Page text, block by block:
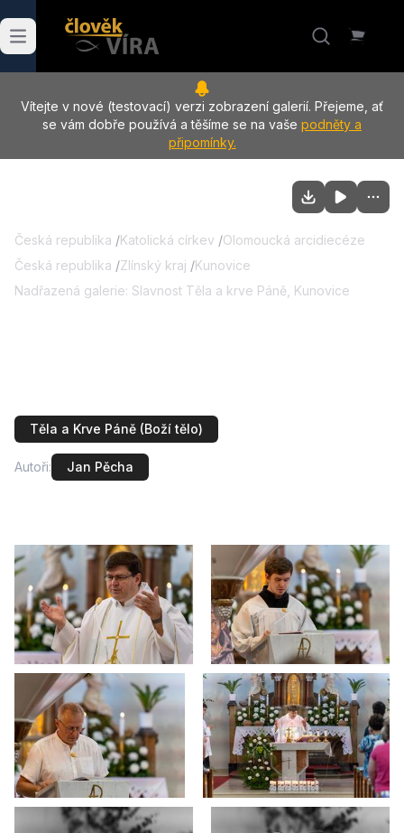
Vítejte v nové (testovací) verzi zobrazení galerií. Přejeme, ať
se vám dobře používá a těšíme se na vaše podněty a
připomínky.
Česká republika /Katolická církev /Olomoucká arcidiecéze
Česká republika /Zlínský kraj /Kunovice
Nadřazená galerie: Slavnost Těla a krve Páně, Kunovice
Těla a Krve Páně (Boží tělo)
Autoři: Jan Pěcha